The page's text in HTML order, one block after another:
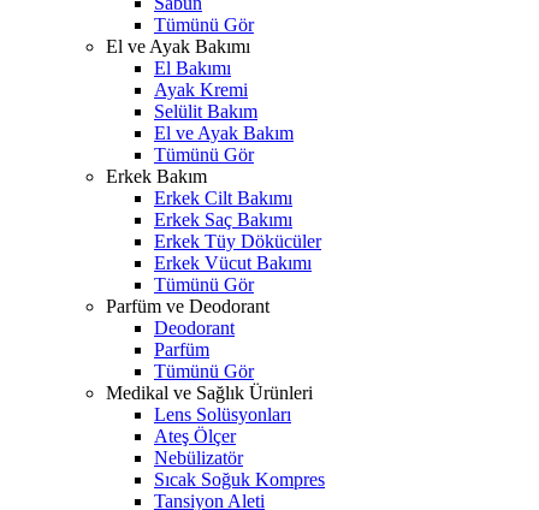
Tümünü Gör
El ve Ayak Bakımı
El Bakımı
Ayak Kremi
Selülit Bakım
El ve Ayak Bakım
Tümünü Gör
Erkek Bakım
Erkek Cilt Bakımı
Erkek Saç Bakımı
Erkek Tüy Dökücüler
Erkek Vücut Bakımı
Tümünü Gör
Parfüm ve Deodorant
Deodorant
Parfüm
Tümünü Gör
Medikal ve Sağlık Ürünleri
Lens Solüsyonları
Ateş Ölçer
Nebülizatör
Sıcak Soğuk Kompres
Tansiyon Aleti